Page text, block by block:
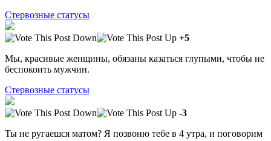
Стервозные статусы
+5
Мы, красивые женщины, обязаны казаться глупыми, чтобы не
беспокоить мужчин.
Стервозные статусы
-3
Ты не ругаешся матом? Я позвоню тебе в 4 утра, и поговорим